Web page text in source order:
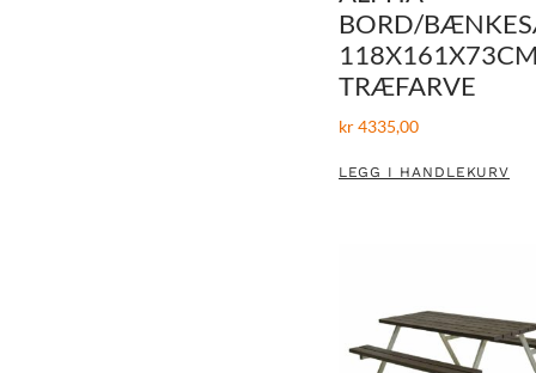
BORD/
TRÆFARVE
kr4335,00
LEGG I HANDLEKURV